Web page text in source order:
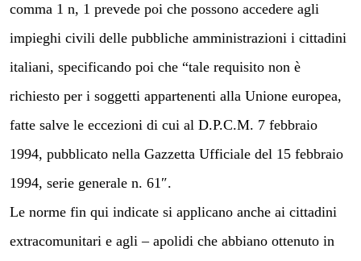
comma 1 n, 1 prevede poi che possono accedere agli
impieghi civili delle pubbliche amministrazioni i cittadini
italiani, specificando poi che “tale requisito non è
richiesto per i soggetti appartenenti alla Unione europea,
fatte salve le eccezioni di cui al D.P.C.M. 7 febbraio
1994, pubblicato nella Gazzetta Ufficiale del 15 febbraio
1994, serie generale n. 61″.
Le norme fin qui indicate si applicano anche ai cittadini
extracomunitari e agli – apolidi che abbiano ottenuto in